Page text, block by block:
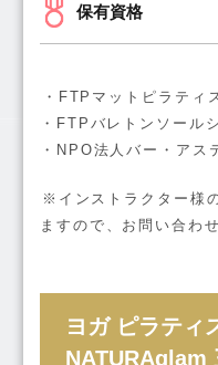
保有資格
・FTPマットピラティ
・FTPバレトンソール
・NPO法人バー・アス
※インストラクター様
ますので、お問い合わ
ヨガ ピラティ
NATURAglam